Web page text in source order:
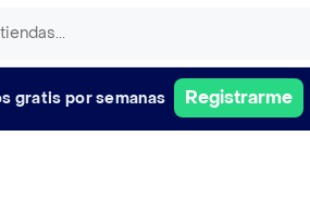
gratis por semanas Registrarme